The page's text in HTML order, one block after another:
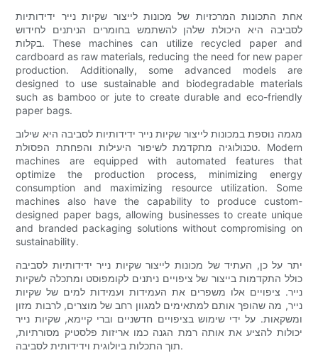
אחת התכונות המרכזיות של מכונות לייצור שקיות נייר ידידותיות
לסביבה היא היכולת שלהן להשתמש בחומרים הניתנים לחידוש
בקלות. These machines can utilize recycled paper and
cardboard as raw materials, reducing the need for new paper
production. Additionally, some advanced models are
designed to use sustainable and biodegradable materials
such as bamboo or jute to create durable and eco-friendly
paper bags.
מגמה נוספת במכונות לייצור שקיות נייר ידידותיות לסביבה היא שילוב
טכנולוגיה מתקדמת לשיפור היעילות והפחתת הפסולת. Modern
machines are equipped with automated features that
optimize the production process, minimizing energy
consumption and maximizing resource utilization. Some
machines also have the capability to produce custom-
designed paper bags, allowing businesses to create unique
and branded packaging solutions without compromising on
sustainability.
יתר על כן, העתיד של מכונות לייצור שקיות נייר ידידותיות לסביבה
כולל התקדמות בייצור של ציפויים ניתנים לקומפוסט ומתכלה לשקיות
נייר. ציפויים אלו משפרים את העמידות ועמידות למים של שקיות
נייר, מה שהופך אותם למתאימים למגוון רחב של מוצרים, לרבות מזון
ומשקאות. על ידי שימוש בציפויים חדשניים וברי קיימא, שקיות נייר
יכולות להציע את אותה רמת הגנה כמו אריזות פלסטיק מסורתיות,
תוך התכלות ביולוגית וידידותית לסביבה.